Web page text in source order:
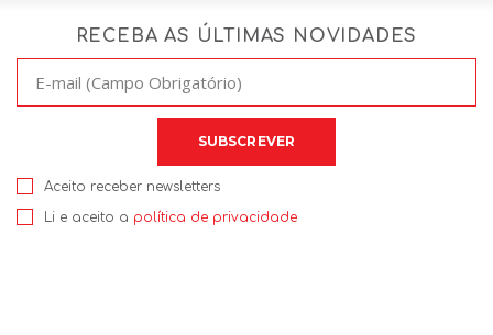
RECEBA AS ÚLTIMAS NOVIDADES
Aceito receber newsletters
Li e aceito a política de privacidade